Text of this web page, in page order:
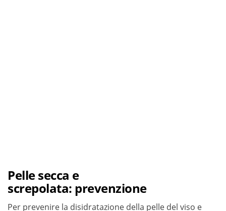
Pelle secca e
screpolata: prevenzione
Per prevenire la disidratazione della pelle del viso e